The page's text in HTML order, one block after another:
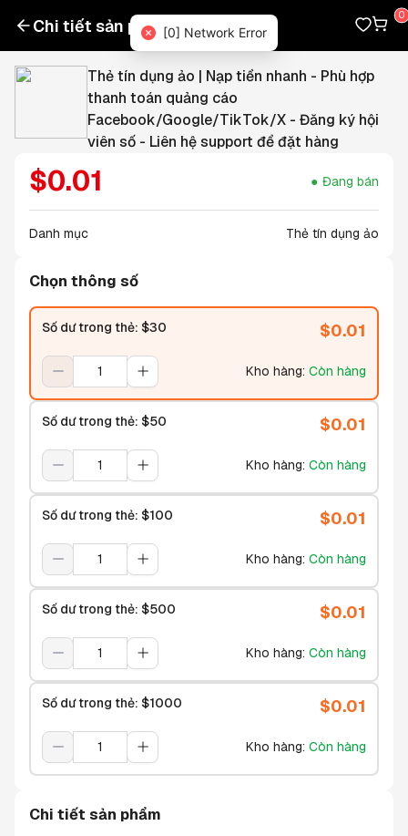
Chi tiết sản phẩm
Thẻ tín dụng ảo | Nạp tiền nhanh - Phù hợp
thanh toán quảng cáo
Facebook/Google/TikTok/X - Đăng ký hội
viên số - Liên hệ support để đặt hàng
$0.01 Đang bán
Danh mục Thẻ tín dụng ảo
Chọn thông số
Số dư trong thẻ: $30 $0.01
Kho hàng: Còn hàng
Số dư trong thẻ: $50 $0.01
Kho hàng: Còn hàng
Số dư trong thẻ: $100 $0.01
Kho hàng: Còn hàng
Số dư trong thẻ: $500 $0.01
Kho hàng: Còn hàng
Số dư trong thẻ: $1000 $0.01
Kho hàng: Còn hàng
Chi tiết sản phẩm
[0] Network Error